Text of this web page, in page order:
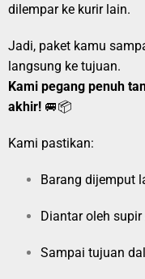
dilempar ke kurir lain.
Jadi, paket kamu
langsung ke tujuan.
Kami pegang penuh
akhir! 🚐📦
Kami pastikan:
Barang dijemput
Diantar oleh supir
Sampai tujuan